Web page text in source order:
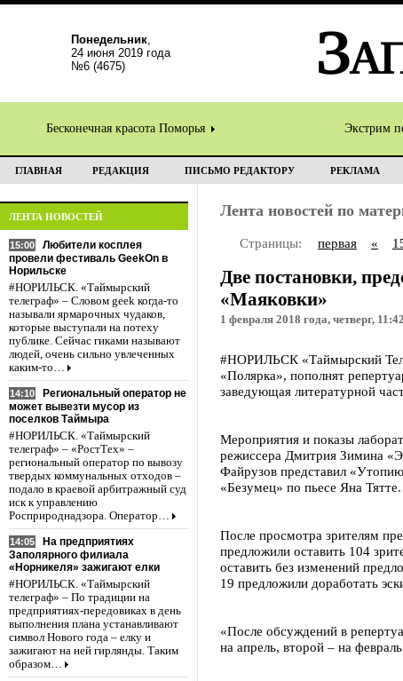
Понедельник,
24 июня 2019 года
№6 (4675)
Бесконечная красота Поморья Экстрим
ГЛАВНАЯ РЕДАКЦИЯ ПИСЬМО РЕДАКТОРУ РЕКЛАМА
ЛЕНТА НОВОСТЕЙ
15:00
Любители косплея
провели фестиваль GeekOn в
Норильске
#НОРИЛЬСК. «Таймырский
телеграф» – Словом geek когда-то
называли ярмарочных чудаков,
которые выступали на потеху
публике. Сейчас гиками называют
людей, очень сильно увлеченных
каким-то…
14:10
Региональный оператор не
может вывезти мусор из
поселков Таймыра
#НОРИЛЬСК. «Таймырский
телеграф» – «РостТех» –
региональный оператор по вывозу
твердых коммунальных отходов –
подало в краевой арбитражный суд
иск к управлению
Росприроднадзора. Оператор…
14:05
На предприятиях
Заполярного филиала
«Норникеля» зажигают елки
#НОРИЛЬСК. «Таймырский
телеграф» – По традиции на
предприятиях-передовиках в день
выполнения плана устанавливают
символ Нового года – елку и
зажигают на ней гирлянды. Таким
образом…
Лента новостей по
Страницы: первая «
Две постановки,
«Маяковки»
1 февраля 2018 года, четверг, 11:42
#НОРИЛЬСК «Таймырский
«Полярка», пополнят
заведующая литературной
Мероприятия и показы
режиссера Дмитрия Зимина
Файрузов представил
«Безумец» по пьесе Яна Тятте.
После просмотра зрителям
предложили оставить 104
оставить без изменений
19 предложили доработать
«После обсуждений в
на апрель, второй – на